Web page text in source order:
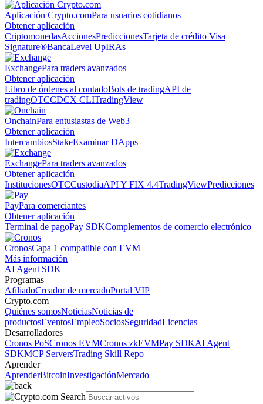
Aplicación Crypto.comPara usuarios cotidianos
Obtener aplicación
CriptomonedasAccionesPrediccionesTarjeta de crédito Visa
Signature®BancaLevel UpIRAs
ExchangePara traders avanzados
Obtener aplicación
Libro de órdenes al contadoBots de tradingAPI de
tradingOTCCDCX CLITradingView
OnchainPara entusiastas de Web3
Obtener aplicación
IntercambiosStakeExaminar DApps
ExchangePara traders avanzados
Obtener aplicación
InstitucionesOTCCustodiaAPI Y FIX 4.4TradingViewPredicciones
PayPara comerciantes
Obtener aplicación
Terminal de pagoPay SDKComplementos de comercio electrónico
CronosCapa 1 compatible con EVM
Más información
AI Agent SDK
Programas
AfiliadoCreador de mercadoPortal VIP
Crypto.com
Quiénes somosNoticiasNoticias de
productosEventosEmpleoSociosSeguridadLicencias
Desarrolladores
Cronos PoSCronos EVMCronos zkEVMPay SDKAI Agent
SDKMCP ServersTrading Skill Repo
Aprender
AprenderBitcoinInvestigaciónMercado